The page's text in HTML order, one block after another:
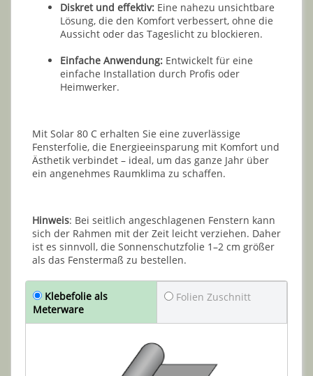
Diskret und effektiv: Eine nahezu unsichtbare
Lösung, die den Komfort verbessert, ohne die
Aussicht oder das Tageslicht zu blockieren.
Einfache Anwendung: Entwickelt für eine
einfache Installation durch Profis oder
Heimwerker.
Mit Solar 80 C erhalten Sie eine zuverlässige
Fensterfolie, die Energieeinsparung mit Komfort und
Ästhetik verbindet – ideal, um das ganze Jahr über
ein angenehmes Raumklima zu schaffen.
Hinweis: Bei seitlich angeschlagenen Fenstern kann
sich der Rahmen mit der Zeit leicht verziehen. Daher
ist es sinnvoll, die Sonnenschutzfolie 1–2 cm größer
als das Fenstermaß zu bestellen.
Klebefolie als
Meterware
Folien Zuschnitt